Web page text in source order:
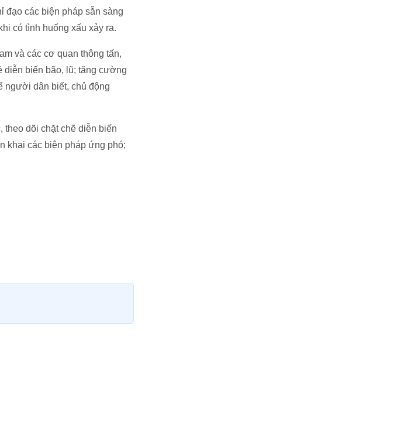
đạo các biện pháp sẵn sàng
có tình huống xấu xảy ra.
và các cơ quan thông tấn,
diễn biến bão, lũ; tăng cường
người dân biết, chủ động
dõi chặt chẽ diễn biến
khai các biện pháp ứng phó;